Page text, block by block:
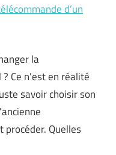
d’un
la
Ce n’est en réalité
savoir choisir son
procéder. Quelles